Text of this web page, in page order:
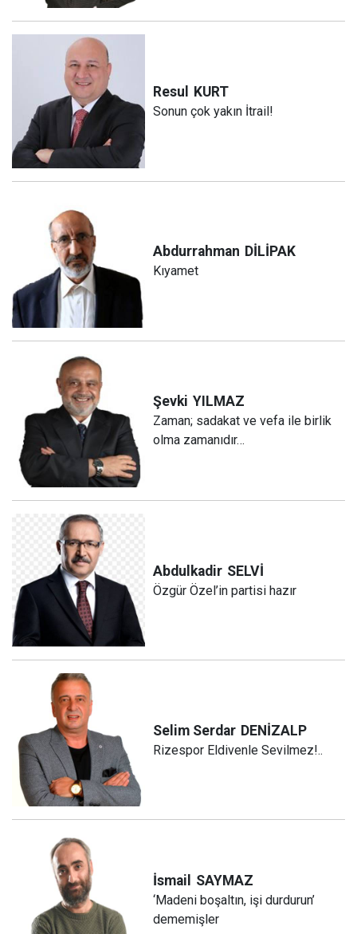
Resul KURT
Sonun çok yakın İtrail!
Abdurrahman DİLİPAK
Kıyamet
Şevki YILMAZ
Zaman; sadakat ve vefa ile birlik
olma zamanıdır…
Abdulkadir SELVİ
Özgür Özel’in partisi hazır
Selim Serdar DENİZALP
Rizespor Eldivenle Sevilmez!..
İsmail SAYMAZ
‘Madeni boşaltın, işi durdurun’
dememişler